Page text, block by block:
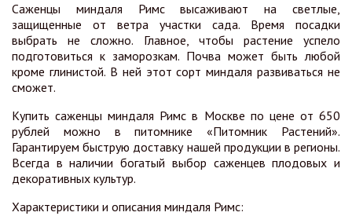
Саженцы миндаля Римс высаживают на светлые,
защищенные от ветра участки сада. Время посадки
выбрать не сложно. Главное, чтобы растение успело
подготовиться к заморозкам. Почва может быть любой
кроме глинистой. В ней этот сорт миндаля развиваться не
сможет.
Купить саженцы миндаля Римс в Москве по цене от 650
рублей можно в питомнике «Питомник Растений».
Гарантируем быструю доставку нашей продукции в регионы.
Всегда в наличии богатый выбор саженцев плодовых и
декоративных культур.
Характеристики и описания миндаля Римс: